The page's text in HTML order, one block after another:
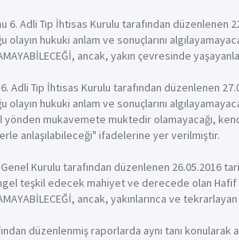
Adli Tıp İhtisas Kurulu tarafından düzenlenen
hukuki anlam ve sonuçlarını
ancak, yakın çevresinde
Adli Tıp İhtisas Kurulu tarafından düzenlenen
hukuki anlam ve sonuçlarını
mukavemete muktedir olamayacağı,
anlaşılabileceği" ifadelerine yer verilmiştir.
Kurulu tarafından düzenlenen 26.05.2016
teşkil edecek mahiyet ve derecede olan
ancak, yakınlarınca ve
düzenlenmiş raporlarda aynı tanı